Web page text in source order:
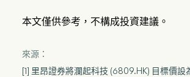
本文僅供參考，不構成投資建議。
來源：
[1] 里昂證券將瀾起科技 (6809.HK) 目標價設